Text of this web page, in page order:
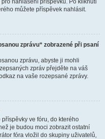
nahlášení příspěvku. Po kliknutí
můžete příspěvek nahlásit.
zprávu“ zobrazené při psaní
zprávu, abyste ji mohli
zpráv přejděte na váš
na vaše rozepsané zprávy.
ve fóru, do kterého
je budou moci zobrazit ostatní
fóra vložil do skupiny uživatelů,